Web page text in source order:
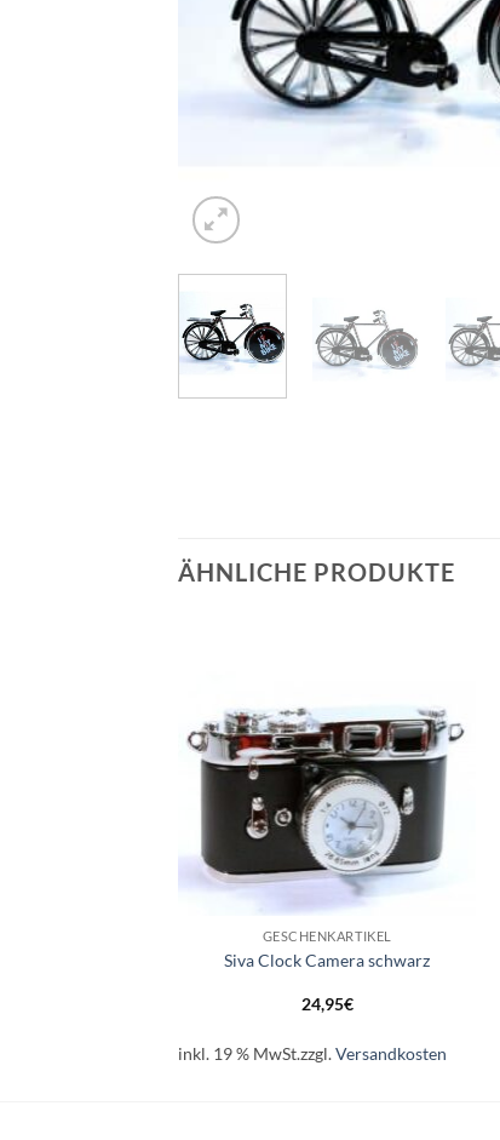
ÄHNLICHE PRODUKTE
+
GESCHENKARTIKEL
Siva Clock Camera schwarz
24,95€
inkl. 19 % MwSt.zzgl.Versandkosten